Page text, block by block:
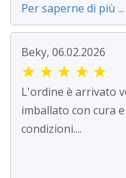
Per saperne di più ...
Beky, 06.02.2026
★ ★ ★ ★ ★
L'ordine è arrivato
imballato con cura
condizioni....